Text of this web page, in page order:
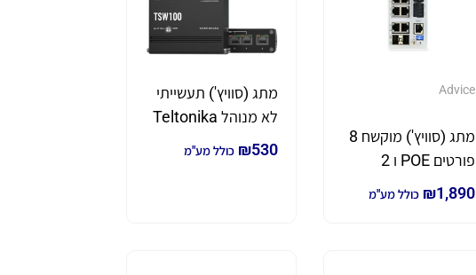
Advice
מתג (סוויץ') מוקשח 8
פורטים POE ו 2
₪1,890 כולל מע"מ
מתג (סוויץ') תעשייתי
לא מנוהל Teltonika
TSW100
₪530 כולל מע"מ